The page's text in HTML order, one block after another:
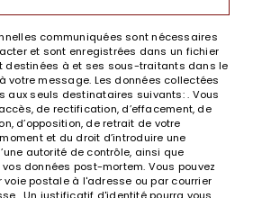
communiquées sont nécessaires
et sont enregistrées dans un fichier
destinées à et ses sous-traitants dans le
votre message. Les données collectées
aux seuls destinataires suivants: . Vous
de rectification, d’effacement, de
d’opposition, de retrait de votre
et du droit d’introduire une
autorité de contrôle, ainsi que
données post-mortem. Vous pouvez
voie postale à l'adresse ou par courrier
. Un justificatif d'identité pourra vous